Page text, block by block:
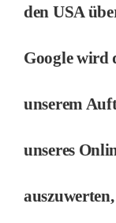
den USA
Google wird
unserem
unseres